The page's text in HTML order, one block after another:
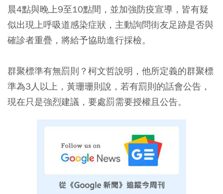
晨4點與晚上9至10點間，並加強防疫宣導，皆有疑
似出現上呼吸道感染症狀，主動詢問街友足跡是否與
確診者重疊，將給予協助進行採檢。
群聚標準有無罰則？柯文哲說明，他所定義的群聚標
準為3人以上，黃珊珊則說，若有罰則的話會公告，
現在只是強烈建議，要處罰需要授權且公告。